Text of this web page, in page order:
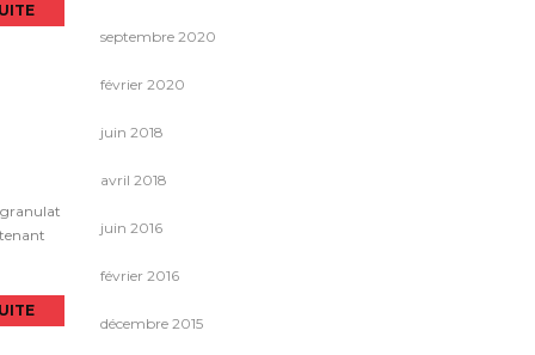
granulat
septembre 2020
février 2020
juin 2018
avril 2018
juin 2016
février 2016
décembre 2015